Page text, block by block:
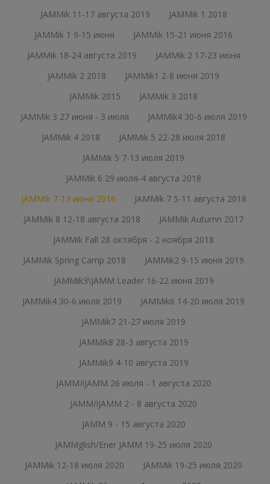
JAMMik 11-17 августа 2019
JAMMik 1 2018
JAMMik 1 9-15 июня
JAMMik 15-21 июня 2016
JAMMik 18-24 августа 2019
JAMMik 2 17-23 июня
JAMMik 2 2018
JAMMik1 2-8 июня 2019
JAMMik 2015
JAMMik 3 2018
JAMMik 3 27 июня - 3 июля
JAMMik4 30-6 июля 2019
JAMMik 4 2018
JAMMik 5 22-28 июля 2018
JAMMik 5 7-13 июля 2019
JAMMik 6 29 июля-4 августа 2018
JAMMik 7-13 июня 2016
JAMMik 7 5-11 августа 2018
JAMMik 8 12-18 августа 2018
JAMMik Autumn 2017
JAMMik Fall 28 октября - 2 ноября 2018
JAMMik Spring Camp 2018
JAMMik2 9-15 июня 2019
JAMMik3\JAMM Leader 16-22 июня 2019
JAMMik4 30-6 июля 2019
JAMMik6 14-20 июля 2019
JAMMik7 21-27 июля 2019
JAMMik8 28-3 августа 2019
JAMMik9 4-10 августа 2019
JAMM/iJAMM 26 июля - 1 августа 2020
JAMM/iJAMM 2 - 8 августа 2020
JAMM 9 - 15 августа 2020
JAMMglish/Ener JAMM 19-25 июля 2020
JAMMik 12-18 июля 2020
JAMMik 19-25 июля 2020